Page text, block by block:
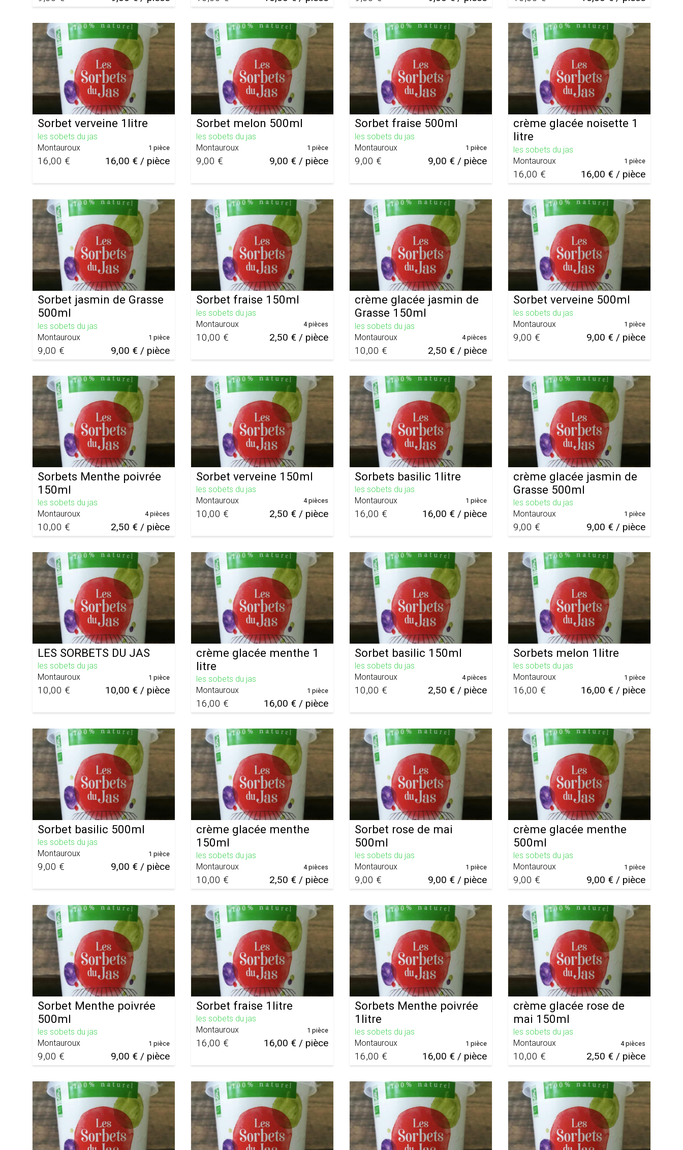
Sorbet verveine 1litre
les sobets du jas
Montauroux
16,00 € 16,00 € / pièce
1 pièce
Sorbet melon 500ml
les sobets du jas
Montauroux
9,00 € 9,00 € / pièce
1 pièce
Sorbet fraise 500ml
les sobets du jas
Montauroux
9,00 € 9,00 € / pièce
1 pièce
crème glacée noisette 1
litre
les sobets du jas
Montauroux
16,00 € 16,00 € / pièce
1 pièce
Sorbet jasmin de Grasse
500ml
les sobets du jas
Montauroux
9,00 € 9,00 € / pièce
1 pièce
Sorbet fraise 150ml
les sobets du jas
Montauroux
10,00 € 2,50 € / pièce
4 pièces
crème glacée jasmin de
Grasse 150ml
les sobets du jas
Montauroux
10,00 € 2,50 € / pièce
4 pièces
Sorbet verveine 500ml
les sobets du jas
Montauroux
9,00 € 9,00 € / pièce
1 pièce
Sorbets Menthe poivrée
150ml
les sobets du jas
Montauroux
10,00 € 2,50 € / pièce
4 pièces
Sorbet verveine 150ml
les sobets du jas
Montauroux
10,00 € 2,50 € / pièce
4 pièces
Sorbets basilic 1litre
les sobets du jas
Montauroux
16,00 € 16,00 € / pièce
1 pièce
crème glacée jasmin de
Grasse 500ml
les sobets du jas
Montauroux
9,00 € 9,00 € / pièce
1 pièce
LES SORBETS DU JAS
les sobets du jas
Montauroux
10,00 € 10,00 € / pièce
1 pièce
crème glacée menthe 1
litre
les sobets du jas
Montauroux
16,00 € 16,00 € / pièce
1 pièce
Sorbet basilic 150ml
les sobets du jas
Montauroux
10,00 € 2,50 € / pièce
4 pièces
Sorbets melon 1litre
les sobets du jas
Montauroux
16,00 € 16,00 € / pièce
1 pièce
Sorbet basilic 500ml
les sobets du jas
Montauroux
9,00 € 9,00 € / pièce
1 pièce
crème glacée menthe
150ml
les sobets du jas
Montauroux
10,00 € 2,50 € / pièce
4 pièces
Sorbet rose de mai
500ml
les sobets du jas
Montauroux
9,00 € 9,00 € / pièce
1 pièce
crème glacée menthe
500ml
les sobets du jas
Montauroux
9,00 € 9,00 € / pièce
1 pièce
Sorbet Menthe poivrée
500ml
les sobets du jas
Montauroux
9,00 € 9,00 € / pièce
1 pièce
Sorbet fraise 1litre
les sobets du jas
Montauroux
16,00 € 16,00 € / pièce
1 pièce
Sorbets Menthe poivrée
1litre
les sobets du jas
Montauroux
16,00 € 16,00 € / pièce
1 pièce
crème glacée rose de
mai 150ml
les sobets du jas
Montauroux
10,00 € 2,50 € / pièce
4 pièces